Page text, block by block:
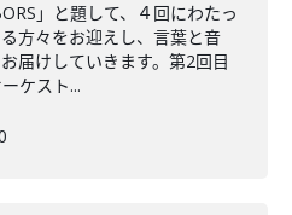
」と題して、４回にわたっ
方々をお迎えし、言葉と音
届けしていきます。第2回目
ケスト...